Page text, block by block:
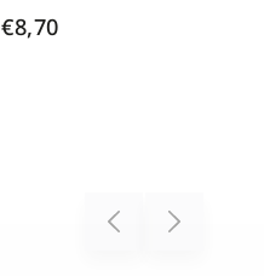
€8,70
Previous Next